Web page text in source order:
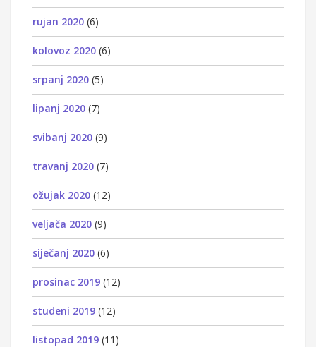
rujan 2020 (6)
kolovoz 2020 (6)
srpanj 2020 (5)
lipanj 2020 (7)
svibanj 2020 (9)
travanj 2020 (7)
ožujak 2020 (12)
veljača 2020 (9)
siječanj 2020 (6)
prosinac 2019 (12)
studeni 2019 (12)
listopad 2019 (11)